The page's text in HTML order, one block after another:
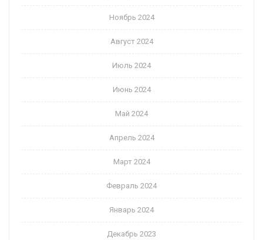
Ноябрь 2024
Август 2024
Июль 2024
Июнь 2024
Май 2024
Апрель 2024
Март 2024
Февраль 2024
Январь 2024
Декабрь 2023